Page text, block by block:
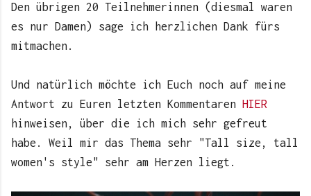
Den übrigen 20 Teilnehmerinnen (diesmal waren
es nur Damen) sage ich herzlichen Dank fürs
mitmachen.
Und natürlich möchte ich Euch noch auf meine
Antwort zu Euren letzten Kommentaren
HIER
hinweisen, über die ich mich sehr gefreut
habe. Weil mir das Thema sehr "Tall size, tall
women's style" sehr am Herzen liegt.